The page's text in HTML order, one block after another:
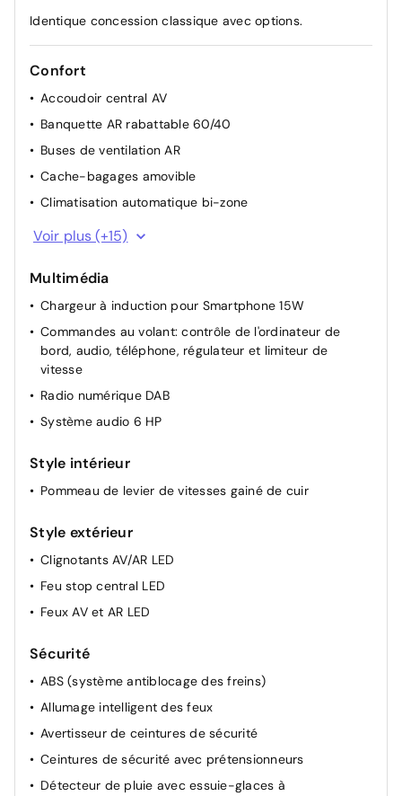
Identique concession classique avec options.
Confort
Accoudoir central AV
Banquette AR rabattable 60/40
Buses de ventilation AR
Cache-bagages amovible
Climatisation automatique bi-zone
Compartiment pour lunettes de soleil
Feux diurnes LED
Ouverture des portières AR à 85°
Poignées de maintien pour passager AV/AR
Sélection du mode de conduite (ECO, STANDARD et
SPORT)
Système de démarrage sans clé avec bouton
START/STOP
Boîte de vitesses Xtronic 7 avec mode séquentiel
Eclairage du coffre
Porte-gobelets AV (x2)
Rétroviseurs extérieurs réglables électriquement et
dégivrants
Siège conducteur avec réglage lombaire
Vitres électriques avec mode impulsionnel AV/AR
Voir plus (+15)
Multimédia
Chargeur à induction pour Smartphone 15W
Commandes au volant: contrôle de l'ordinateur de
bord, audio, téléphone, régulateur et limiteur de
vitesse
Radio numérique DAB
Système audio 6 HP
Style intérieur
Pommeau de levier de vitesses gainé de cuir
Style extérieur
Clignotants AV/AR LED
Feu stop central LED
Feux AV et AR LED
Sécurité
ABS (système antiblocage des freins)
Allumage intelligent des feux
Avertisseur de ceintures de sécurité
Ceintures de sécurité avec prétensionneurs
Détecteur de pluie avec essuie-glaces à